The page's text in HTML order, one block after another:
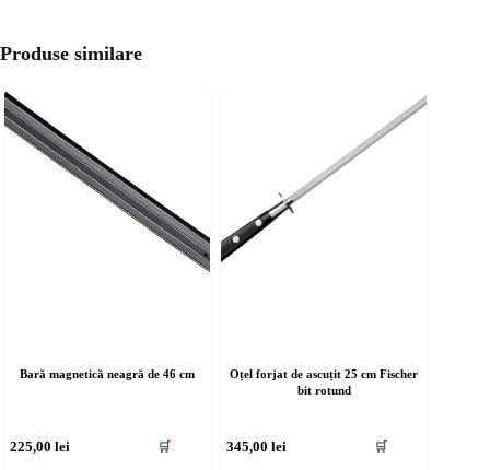
Produse similare
Bară magnetică neagră de 46 cm
225,00 lei 🛒
Oțel forjat de ascuțit 25 cm Fischer
bit rotund
345,00 lei 🛒